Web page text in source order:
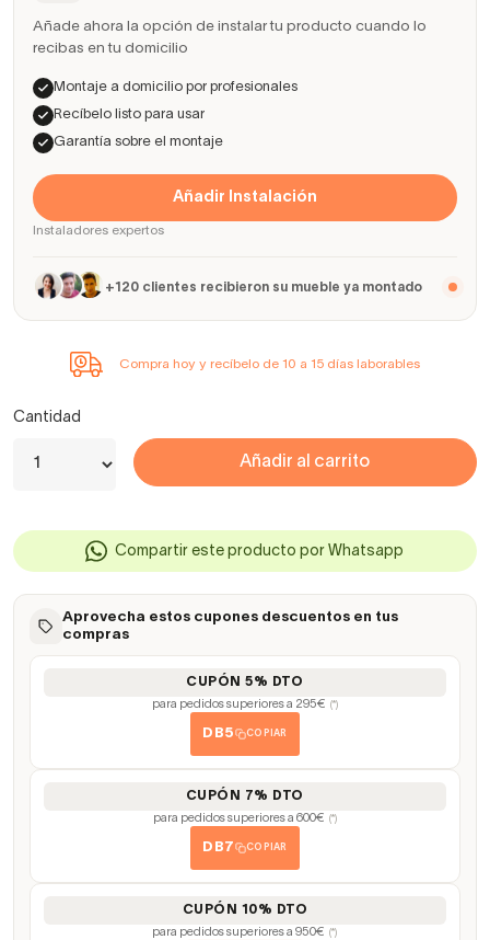
Añade ahora la opción de instalar tu producto cuando lo
recibas en tu domicilio
Montaje a domicilio por profesionales
Recíbelo listo para usar
Garantía sobre el montaje
Añadir Instalación
Instaladores expertos
+120 clientes recibieron su mueble ya montado
Compra hoy y recíbelo de 10 a 15 días laborables
Cantidad
Añadir al carrito
Compartir este producto por Whatsapp
Aprovecha estos cupones descuentos en tus
compras
CUPÓN 5% DTO
para pedidos superiores a 295€ (*)
DB5 COPIAR
CUPÓN 7% DTO
para pedidos superiores a 600€ (*)
DB7 COPIAR
CUPÓN 10% DTO
para pedidos superiores a 950€ (*)